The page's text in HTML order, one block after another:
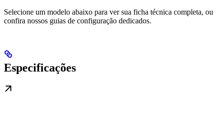
Selecione um modelo abaixo para ver sua ficha técnica completa, ou
confira nossos guias de configuração dedicados.
Especificações